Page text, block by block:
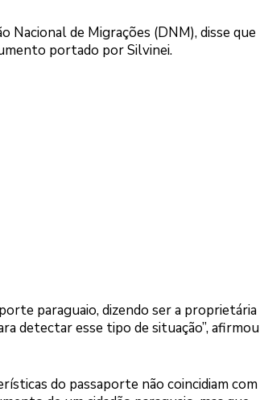
de Migrações (DNM), disse que
portado por Silvinei.
paraguaio, dizendo ser a proprietária
detectar esse tipo de situação”, afirmou
do passaporte não coincidiam com